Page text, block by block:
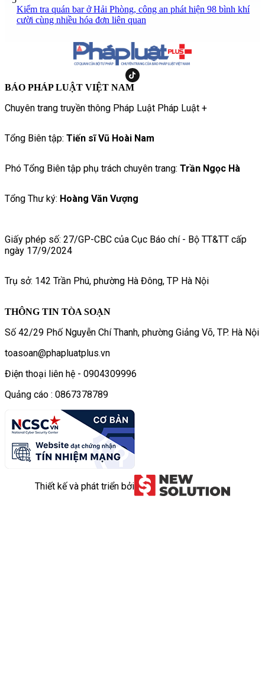
Kiểm tra quán bar ở Hải Phòng, công an phát hiện 98 bình khí
cười cùng nhiều hóa đơn liên quan
BÁO PHÁP LUẬT VIỆT NAM
Chuyên trang truyền thông Pháp Luật Pháp Luật +
Tổng Biên tập: Tiến sĩ Vũ Hoài Nam
Phó Tổng Biên tập phụ trách chuyên trang: Trần Ngọc Hà
Tổng Thư ký: Hoàng Văn Vượng
Giấy phép số: 27/GP-CBC của Cục Báo chí - Bộ TT&TT cấp
ngày 17/9/2024
Trụ sở: 142 Trần Phú, phường Hà Đông, TP Hà Nội
THÔNG TIN TÒA SOẠN
Số 42/29 Phố Nguyễn Chí Thanh, phường Giảng Võ, TP. Hà Nội
toasoan@phapluatplus.vn
Điện thoại liên hệ - 0904309996
Quảng cáo : 0867378789
Thiết kế và phát triển bởi